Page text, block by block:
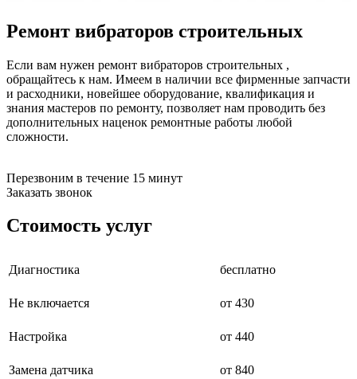
бензоножниц
бензорезов
бензорезов
беспроводных систем мониторинга
беспроводных систем презентаций
бетоноломов
биноклей
блендеров
блоков автоматики насосов
блоков диспетчеризации
блоков подключения
бойлеров
Ремонт вибраторов строительных
Если вам нужен ремонт вибраторов строительных ,
обращайтесь к нам. Имеем в наличии все фирменные запчасти
и расходники, новейшее оборудование, квалификация и
знания мастеров по ремонту, позволяет нам проводить без
дополнительных наценок ремонтные работы любой
сложности.
Перезвоним в течение 15 минут
Заказать звонок
Стоимость услуг
Диагностика бесплатно
Не включается от 430
Настройка от 440
Замена датчика от 840